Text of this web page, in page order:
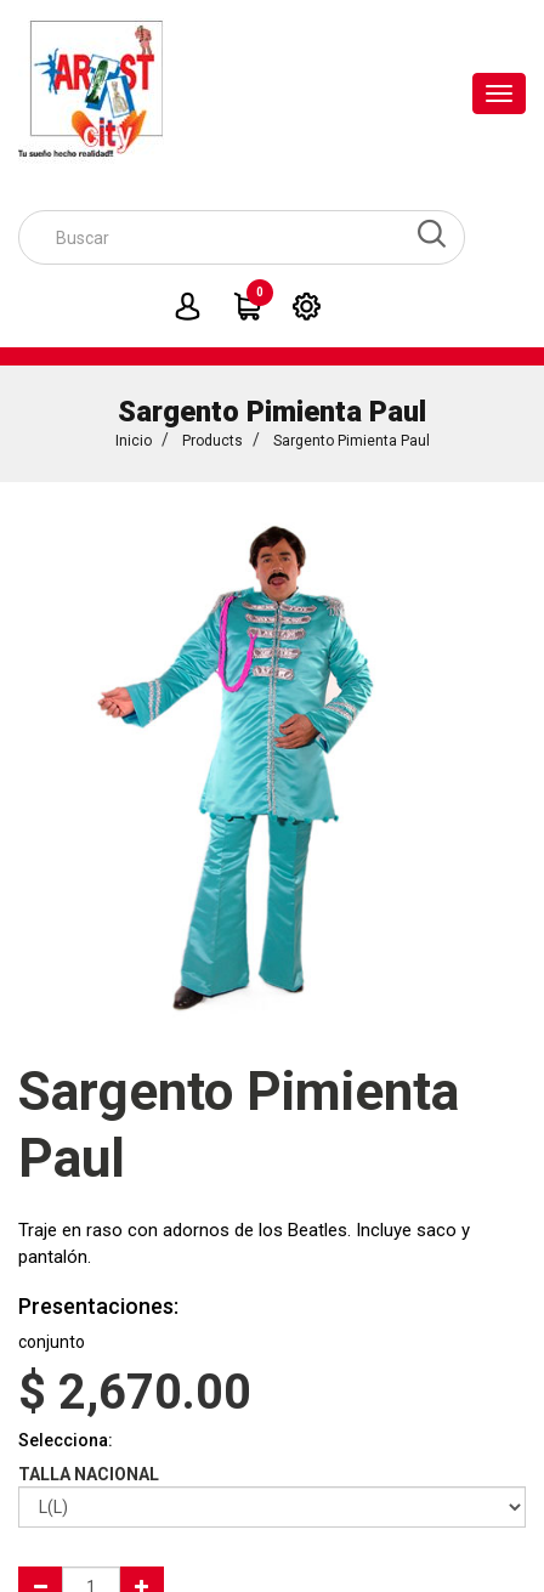
0
Sargento Pimienta Paul
Inicio Products Sargento Pimienta Paul
Sargento Pimienta
Paul
Traje en raso con adornos de los Beatles. Incluye saco y
pantalón.
Presentaciones:
conjunto
$ 2,670.00
Selecciona:
TALLA NACIONAL